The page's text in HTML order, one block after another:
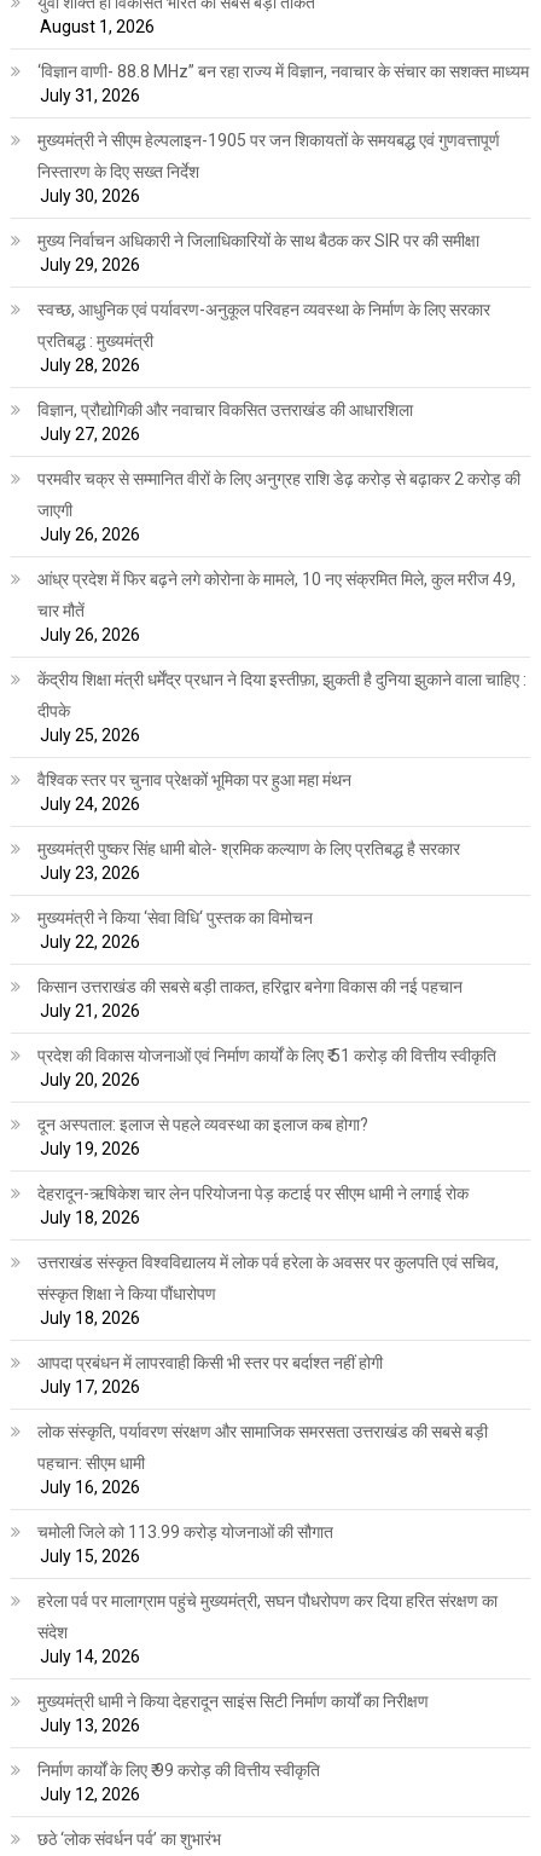
August 1, 2026
‘विज्ञान वाणी- 88.8 MHz” बन रहा राज्य में विज्ञान, नवाचार के संचार का सशक्त माध्यम
July 31, 2026
मुख्यमंत्री ने सीएम हेल्पलाइन-1905 पर जन शिकायतों के समयबद्ध एवं गुणवत्तापूर्ण
निस्तारण के दिए सख्त निर्देश
July 30, 2026
मुख्य निर्वाचन अधिकारी ने जिलाधिकारियों के साथ बैठक कर SIR पर की समीक्षा
July 29, 2026
स्वच्छ, आधुनिक एवं पर्यावरण-अनुकूल परिवहन व्यवस्था के निर्माण के लिए सरकार
प्रतिबद्ध : मुख्यमंत्री
July 28, 2026
विज्ञान, प्रौद्योगिकी और नवाचार विकसित उत्तराखंड की आधारशिला
July 27, 2026
परमवीर चक्र से सम्मानित वीरों के लिए अनुग्रह राशि डेढ़ करोड़ से बढ़ाकर 2 करोड़ की
जाएगी
July 26, 2026
आंध्र प्रदेश में फिर बढ़ने लगे कोरोना के मामले, 10 नए संक्रमित मिले, कुल मरीज 49,
चार मौतें
July 26, 2026
केंद्रीय शिक्षा मंत्री धर्मेंद्र प्रधान ने दिया इस्तीफ़ा, झुकती है दुनिया झुकाने वाला चाहिए :
दीपके
July 25, 2026
वैश्विक स्तर पर चुनाव प्रेक्षकों भूमिका पर हुआ महा मंथन
July 24, 2026
मुख्यमंत्री पुष्कर सिंह धामी बोले- श्रमिक कल्याण के लिए प्रतिबद्ध है सरकार
July 23, 2026
मुख्यमंत्री ने किया ‘सेवा विधि‘ पुस्तक का विमोचन
July 22, 2026
किसान उत्तराखंड की सबसे बड़ी ताकत, हरिद्वार बनेगा विकास की नई पहचान
July 21, 2026
प्रदेश की विकास योजनाओं एवं निर्माण कार्यों के लिए ₹ 51 करोड़ की वित्तीय स्वीकृति
July 20, 2026
दून अस्पताल: इलाज से पहले व्यवस्था का इलाज कब होगा?
July 19, 2026
देहरादून-ऋषिकेश चार लेन परियोजना पेड़ कटाई पर सीएम धामी ने लगाई रोक
July 18, 2026
उत्तराखंड संस्कृत विश्वविद्यालय में लोक पर्व हरेला के अवसर पर कुलपति एवं सचिव,
संस्कृत शिक्षा ने किया पौंधारोपण
July 18, 2026
आपदा प्रबंधन में लापरवाही किसी भी स्तर पर बर्दाश्त नहीं होगी
July 17, 2026
लोक संस्कृति, पर्यावरण संरक्षण और सामाजिक समरसता उत्तराखंड की सबसे बड़ी
पहचान: सीएम धामी
July 16, 2026
चमोली जिले को 113.99 करोड़ योजनाओं की सौगात
July 15, 2026
हरेला पर्व पर मालाग्राम पहुंचे मुख्यमंत्री, सघन पौधरोपण कर दिया हरित संरक्षण का
संदेश
July 14, 2026
मुख्यमंत्री धामी ने किया देहरादून साइंस सिटी निर्माण कार्यों का निरीक्षण
July 13, 2026
निर्माण कार्यों के लिए ₹ 99 करोड़ की वित्तीय स्वीकृति
July 12, 2026
छठे ‘लोक संवर्धन पर्व’ का शुभारंभ